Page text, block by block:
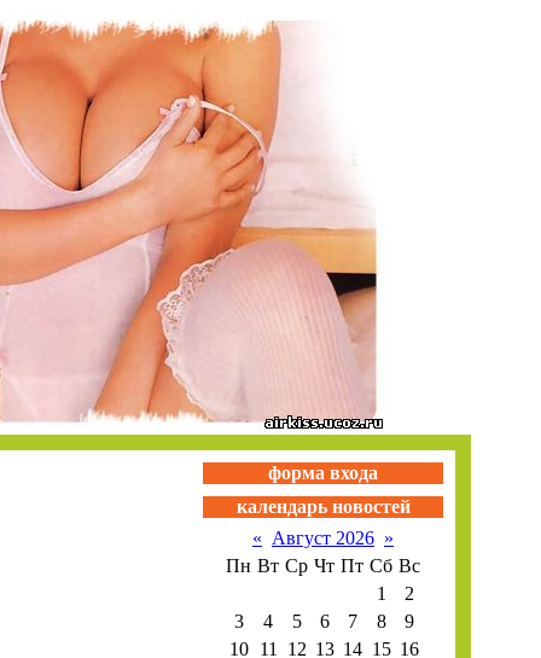
форма входа
календарь новостей
« Август 2026 »
Пн Вт Ср Чт Пт Сб Вс
1
2
3
4 5 6 7 8
9
10
11 12 13 14 15 16